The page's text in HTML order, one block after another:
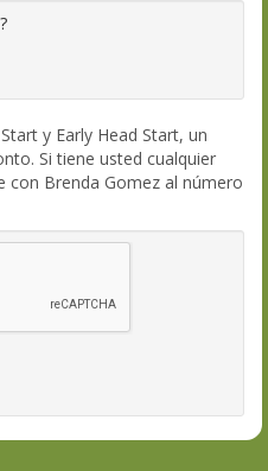
y Early Head Start, un
Si tiene usted cualquier
con Brenda Gomez al número